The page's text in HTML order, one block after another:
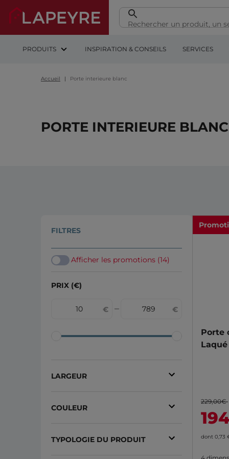
PRODUITS INSPIRATION & CONSEILS SERVICES
Accueil Porte interieure blanc
PORTE INTERIEURE BLANC
FILTRES
Afficher les promotions (14)
PRIX (€)
LARGEUR
COULEUR
TYPOLOGIE DU PRODUIT
Porte
229,00€
194
dont 0,73
4